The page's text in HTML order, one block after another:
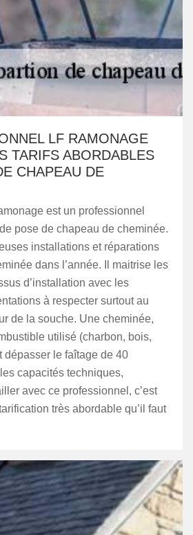
LF RAMONAGE
TARIFS ABORDABLES
CHAPEAU DE
est un professionnel
pose de chapeau de cheminée.
installations et réparations
dans l’année. Il maitrise les
d’installation avec les
à respecter surtout au
de la souche. Une cheminée,
utilisé (charbon, bois,
dépasser le faîtage de 40
capacités techniques,
avec ce professionnel, c’est
très abordable qu’il faut